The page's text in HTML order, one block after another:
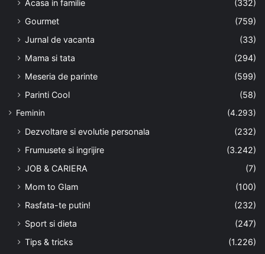
Acasa in familie
(332)
Gourmet
(759)
Jurnal de vacanta
(33)
Mama si tata
(294)
Meseria de parinte
(599)
Parinti Cool
(58)
Feminin (4.293)
Dezvoltare si evolutie personala
(232)
Frumusete si ingrijire
(3.242)
JOB & CARIERA
(7)
Mom to Glam
(100)
Rasfata-te putin!
(232)
Sport si dieta
(247)
Tips & tricks
(1.226)